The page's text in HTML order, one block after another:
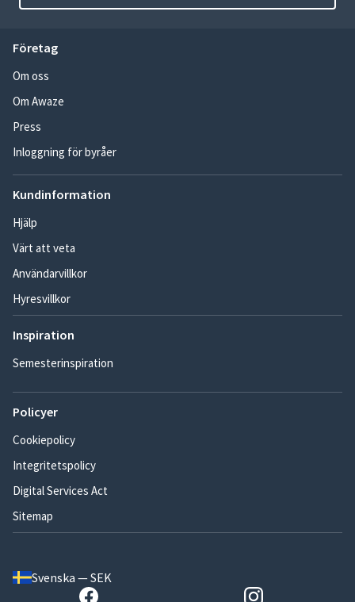
Företag
Om oss
Om Awaze
Press
Inloggning för byråer
Kundinformation
Hjälp
Värt att veta
Användarvillkor
Hyresvillkor
Inspiration
Semesterinspiration
Policyer
Cookiepolicy
Integritetspolicy
Digital Services Act
Sitemap
Svenska — SEK